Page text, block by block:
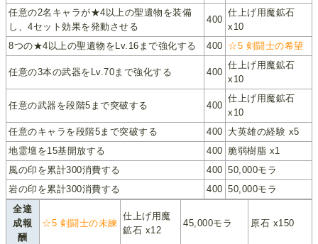
任意の2名キャラが★4以上の聖遺物を装備
し、4セット効果を発動させる
400
仕上げ用魔鉱石
x10
8つの★4以上の聖遺物をLv.16まで強化する
400 ☆5 剣闘士の希望
任意の3本の武器をLv.70まで強化する 400
仕上げ用魔鉱石
x10
任意の武器を段階5まで突破する 400
仕上げ用魔鉱石
x10
任意のキャラを段階5まで突破する
400 大英雄の経験 x5
地霊壇を15基開放する
400 脆弱樹脂 x1
風の印を累計300消費する
400 50,000モラ
岩の印を累計300消費する
400 50,000モラ
全達
成報
酬
☆5 剣闘士の未練
仕上げ用魔
鉱石 x12
45,000モラ 原石 x150